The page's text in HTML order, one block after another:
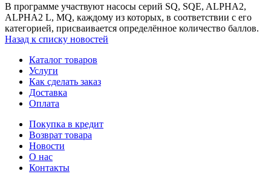
В программе участвуют насосы серий SQ, SQE, ALPHA2,
ALPHA2 L, MQ, каждому из которых, в соответствии с его
категорией, присваивается определённое количество баллов.
Назад к списку новостей
Каталог товаров
Услуги
Как сделать заказ
Доставка
Оплата
Покупка в кредит
Возврат товара
Новости
О нас
Контакты